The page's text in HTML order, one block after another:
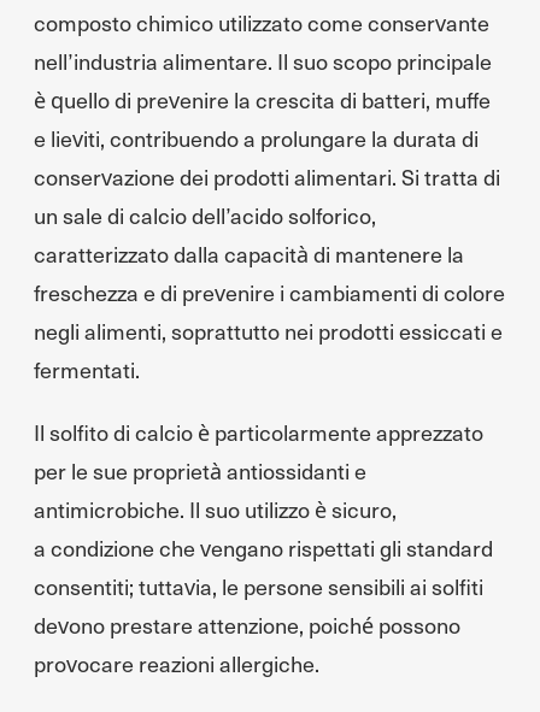
composto chimico utilizzato come conservante
nell’industria alimentare. Il suo scopo principale
è quello di prevenire la crescita di batteri, muffe
e lieviti, contribuendo a prolungare la durata di
conservazione dei prodotti alimentari. Si tratta di
un sale di calcio dell’acido solforico,
caratterizzato dalla capacità di mantenere la
freschezza e di prevenire i cambiamenti di colore
negli alimenti, soprattutto nei prodotti essiccati e
fermentati.
Il solfito di calcio è particolarmente apprezzato
per le sue proprietà antiossidanti e
antimicrobiche. Il suo utilizzo è sicuro,
a condizione che vengano rispettati gli standard
consentiti; tuttavia, le persone sensibili ai solfiti
devono prestare attenzione, poiché possono
provocare reazioni allergiche.